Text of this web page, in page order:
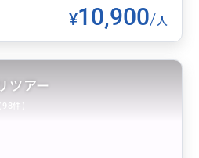
¥10,900/人
ツアー
(98件)